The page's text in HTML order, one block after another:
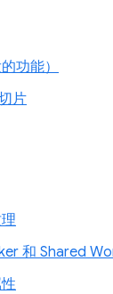
功能）
片
和 Shared